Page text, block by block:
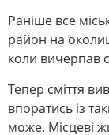
Раніше все
район на
коли вичерпав
Тепер сміття
впоратись із
може. Місцеві